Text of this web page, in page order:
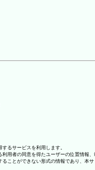
るサービスを利用します。
用者の同意を得たユーザーの位置情報
ことができない形式の情報であり、本